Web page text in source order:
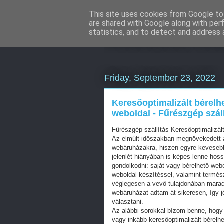
Weboldal
Friday, September 23, 2022
Keresőoptimalizált
weboldal - Fűrészgép
Fűrészgép szállítás
Az elmúlt időszakban
webáruházakra, hiszen egyre
jelenlét hiányában is képes lenne
gondolkodni: saját vagy bérelhető
weboldal készítéssel, valamint
véglegesen a vevő tulajdonában
webáruházat adtam át sikeresen, így
választani.
Az alábbi sorokkal bízom benne,
vagy inkább keresőoptimalizált
This site uses cookies from Google
are shared with Google along with
statistics, and to detect and address